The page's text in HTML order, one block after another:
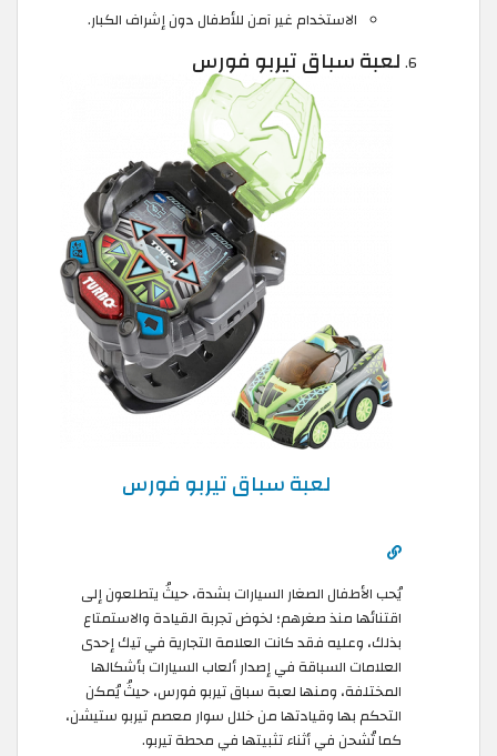
الاستخدام غير آمن للأطفال دون إشراف الكبار.
لعبة سباق تيربو فورس
لعبة سباق تيربو فورس
يُحب الأطفال الصغار السيارات بشدة، حيثُ يتطلعون إلى
اقتنائها منذ صغرهم؛ لخوض تجربة القيادة والاستمتاع
بذلك، وعليه فقد كانت العلامة التجارية في تيك إحدى
العلامات السباقة في إصدار ألعاب السيارات بأشكالها
المختلفة، ومنها لعبة سباق تيربو فورس، حيثُ يُمكن
التحكم بها وقيادتها من خلال سوار معصم تيربو ستيشن،
كما تُشحن في أثناء تثبيتها في محطة تيربو.